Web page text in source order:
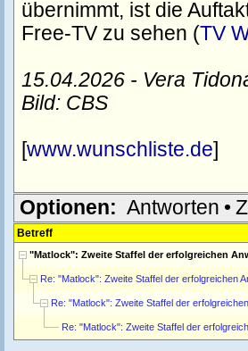
übernimmt, ist die
Free-TV zu sehen (TV
15.04.2026 - Vera
Bild: CBS
[www.wunschliste.de]
Optionen: Antworten •
Betreff
"Matlock": Zweite Staffel der erfolgreichen
Re: "Matlock": Zweite Staffel der erfolgreichen
Re: "Matlock": Zweite Staffel der
Re: "Matlock": Zweite Staffel der